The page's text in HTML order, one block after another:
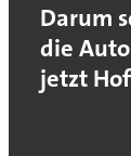
Darum
die
jetzt